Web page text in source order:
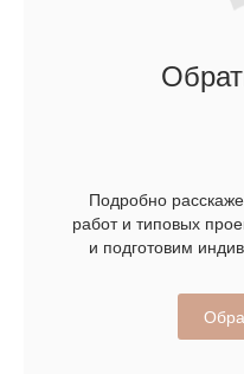
Подробно
работ и типовых
и подготовим